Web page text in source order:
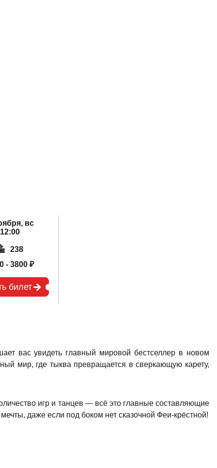
вс
12:00
238
- 3800 ₽
билет
вас увидеть главный мировой бестселлер в новом
мир, где тыква превращается в сверкающую карету,
игр и танцев — всё это главные составляющие
даже если под боком нет сказочной Феи-крёстной!